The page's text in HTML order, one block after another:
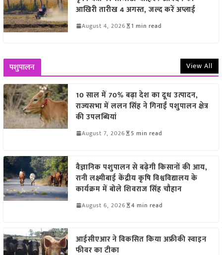
आखिरी तारीख 4 अगस्त, जल्द करें अप्लाई
August 4, 2026 1 min read
पशुपालन View All
10 साल में 70% बढ़ा देश का दूध उत्पादन,
राज्यसभा में ललन सिंह ने गिनाईं पशुपालन क्षेत्र
की उपलब्धियां
August 7, 2026 5 min read
वैज्ञानिक पशुपालन से बढ़ेगी किसानों की आय,
रानी लक्ष्मीबाई केंद्रीय कृषि विश्वविद्यालय के
कार्यक्रम में बोले शिवराज सिंह चौहान
August 6, 2026 4 min read
आईसीएआर ने विकसित किया अफ्रीकी स्वाइन
फीवर का टीका